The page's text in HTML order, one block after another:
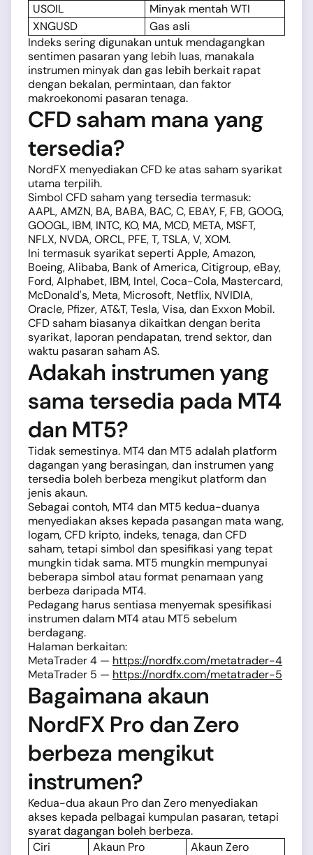
USOIL
Minyak mentah WTI
XNGUSD
Gas asli
Indeks sering digunakan untuk mendagangkan
sentimen pasaran yang lebih luas, manakala
instrumen minyak dan gas lebih berkait rapat
dengan bekalan, permintaan, dan faktor
makroekonomi pasaran tenaga.
CFD saham mana yang
tersedia?
NordFX menyediakan CFD ke atas saham syarikat
utama terpilih.
Simbol CFD saham yang tersedia termasuk:
AAPL, AMZN, BA, BABA, BAC, C, EBAY, F, FB, GOOG,
GOOGL, IBM, INTC, KO, MA, MCD, META, MSFT,
NFLX, NVDA, ORCL, PFE, T, TSLA, V, XOM.
Ini termasuk syarikat seperti Apple, Amazon,
Boeing, Alibaba, Bank of America, Citigroup, eBay,
Ford, Alphabet, IBM, Intel, Coca-Cola, Mastercard,
McDonald's, Meta, Microsoft, Netflix, NVIDIA,
Oracle, Pfizer, AT&T, Tesla, Visa, dan Exxon Mobil.
CFD saham biasanya dikaitkan dengan berita
syarikat, laporan pendapatan, trend sektor, dan
waktu pasaran saham AS.
Adakah instrumen yang
sama tersedia pada MT4
dan MT5?
Tidak semestinya. MT4 dan MT5 adalah platform
dagangan yang berasingan, dan instrumen yang
tersedia boleh berbeza mengikut platform dan
jenis akaun.
Sebagai contoh, MT4 dan MT5 kedua-duanya
menyediakan akses kepada pasangan mata wang,
logam, CFD kripto, indeks, tenaga, dan CFD
saham, tetapi simbol dan spesifikasi yang tepat
mungkin tidak sama. MT5 mungkin mempunyai
beberapa simbol atau format penamaan yang
berbeza daripada MT4.
Pedagang harus sentiasa menyemak spesifikasi
instrumen dalam MT4 atau MT5 sebelum
berdagang.
Halaman berkaitan:
MetaTrader 4 — https://nordfx.com/metatrader-4
MetaTrader 5 — https://nordfx.com/metatrader-5
Bagaimana akaun
NordFX Pro dan Zero
berbeza mengikut
instrumen?
Kedua-dua akaun Pro dan Zero menyediakan
akses kepada pelbagai kumpulan pasaran, tetapi
syarat dagangan boleh berbeza.
Ciri
Akaun Pro
Akaun Zero